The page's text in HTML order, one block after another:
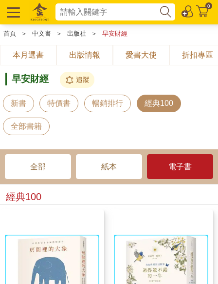
0
首頁 ＞ 中文書 ＞ 出版社 ＞ 早安財經
本月選書 出版情報 愛書大使 折扣專區
早安財經 追蹤
新書 特價書 暢銷排行 經典100
全部書籍
全部 紙本 電子書
經典100